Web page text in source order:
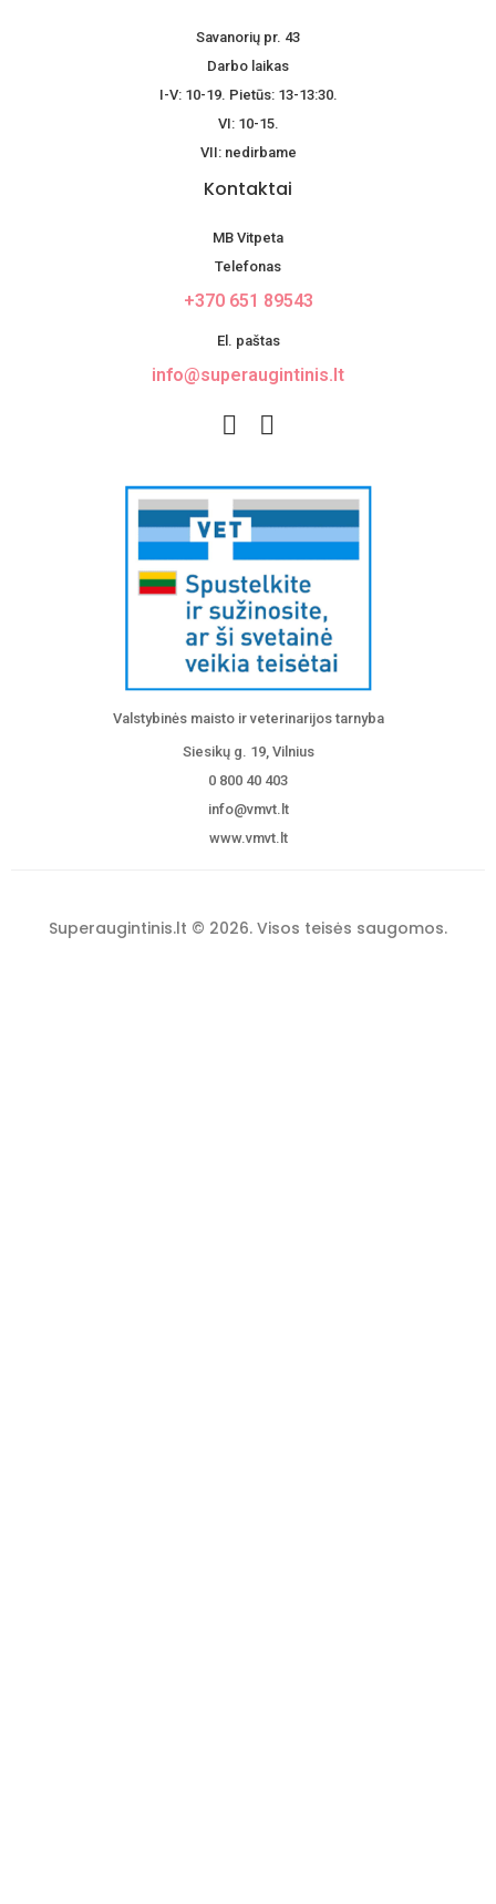
Savanorių pr. 43
Darbo laikas
I-V: 10-19. Pietūs: 13-13:30.
VI: 10-15.
VII: nedirbame
Kontaktai
MB Vitpeta
Telefonas
+370 651 89543
El. paštas
info@superaugintinis.lt
Valstybinės maisto ir veterinarijos tarnyba
Siesikų g. 19, Vilnius
0 800 40 403
info@vmvt.lt
www.vmvt.lt
Superaugintinis.lt © 2026. Visos teisės saugomos.